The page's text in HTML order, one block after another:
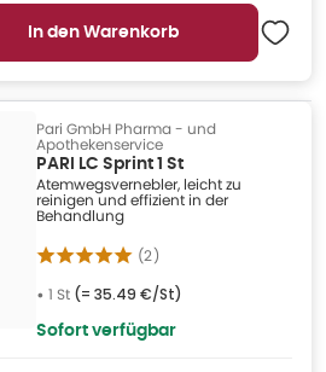
In den Warenkorb
Pari GmbH Pharma - und
Apothekenservice
PARI LC Sprint 1 St
Atemwegsvernebler, leicht zu
reinigen und effizient in der
Behandlung
(2)
• 1 St (= 35.49 €/St)
Sofort verfügbar